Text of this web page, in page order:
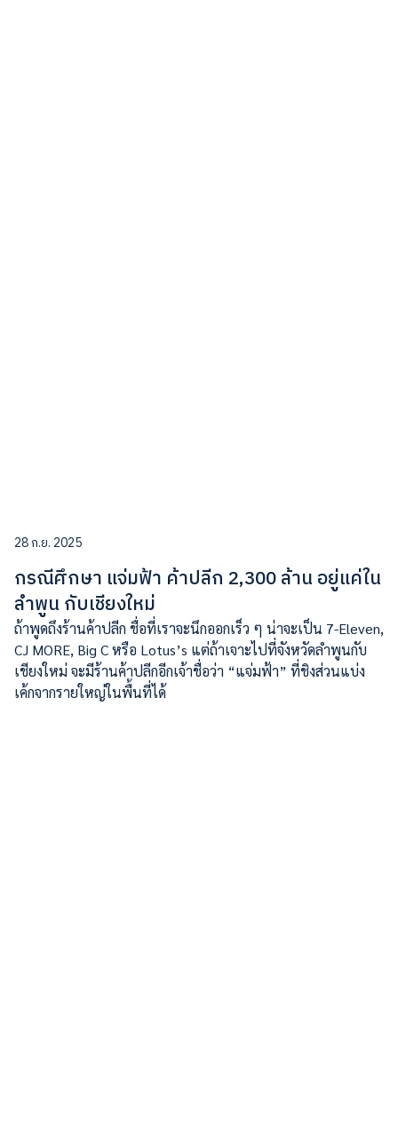
28 ก.ย. 2025
กรณีศึกษา แจ่มฟ้า ค้าปลีก 2,300 ล้าน อยู่แค่ใน
ลำพูน กับเชียงใหม่
ถ้าพูดถึงร้านค้าปลีก ชื่อที่เราจะนึกออกเร็ว ๆ น่าจะเป็น 7-Eleven,
CJ MORE, Big C หรือ Lotus’s แต่ถ้าเจาะไปที่จังหวัดลำพูนกับ
เชียงใหม่ จะมีร้านค้าปลีกอีกเจ้าชื่อว่า “แจ่มฟ้า” ที่ชิงส่วนแบ่ง
เค้กจากรายใหญ่ในพื้นที่ได้